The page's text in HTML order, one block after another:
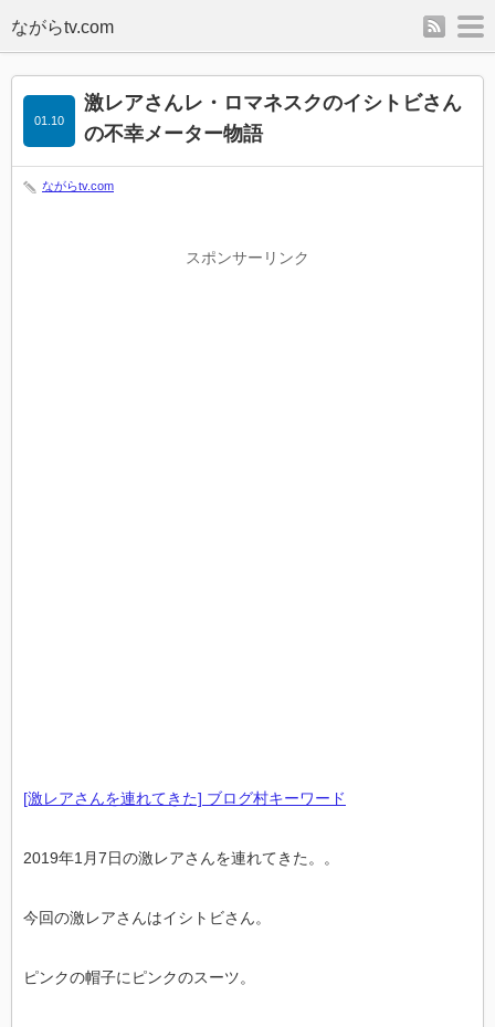
rss
激レアさんレ・ロマネスクのイシトビさん
の不幸メーター物語
01.10
ながらtv.com
スポンサーリンク
[激レアさんを連れてきた] ブログ村キーワード
2019年1月7日の激レアさんを連れてきた。。
今回の激レアさんはイシトビさん。
ピンクの帽子にピンクのスーツ。